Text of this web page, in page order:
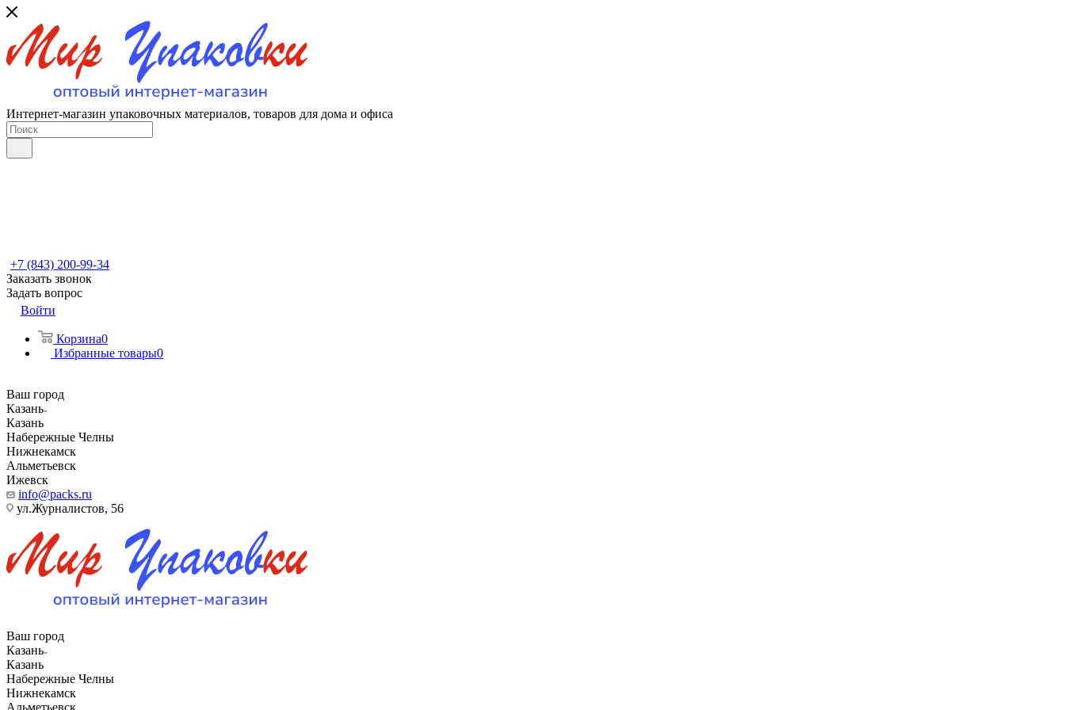
Интернет-магазин упаковочных материалов, товаров для дома и офиса
+7 (843) 200-99-34
Заказать звонок
Задать вопрос
Войти
Корзина0
Избранные товары0
Ваш город
Казань
Казань
Набережные Челны
Нижнекамск
Альметьевск
Ижевск
info@packs.ru
ул.Журналистов, 56
Ваш город
Казань
Казань
Набережные Челны
Нижнекамск
Альметьевск